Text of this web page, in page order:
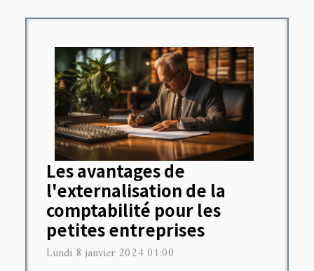
Les avantages de
l'externalisation de la
comptabilité pour les
petites entreprises
Lundi 8 janvier 2024 01:00